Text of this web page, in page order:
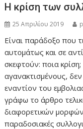
Η κρίση των
25 Απριλίου 2019
Είναι παράδοξο που
αυτομάτως και σε
σκεφτούν: ποια κρίση;
αγανακτισμένους,
εναντίον του
γράφω το άρθρο
διαφορετικών μορφών
παραδοσιακές